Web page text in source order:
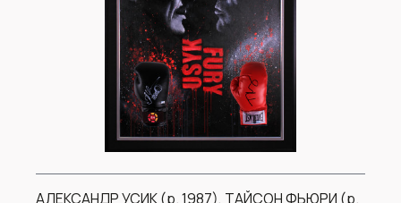
АЛЕКСАНДР УСИК (р. 1987), ТАЙСОН ФЬЮРИ (р.